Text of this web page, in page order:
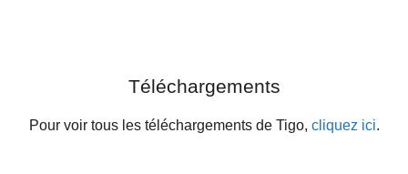
Téléchargements
Pour voir tous les téléchargements de Tigo, cliquez ici.